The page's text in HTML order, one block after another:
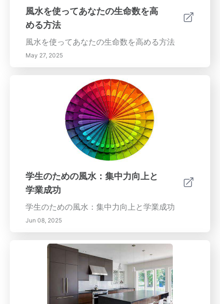
風水を使ってあなたの生命数を高
める方法
風水を使ってあなたの生命数を高める方法
May 27, 2025
学生のための風水：集中力向上と
学業成功
学生のための風水：集中力向上と学業成功
Jun 08, 2025